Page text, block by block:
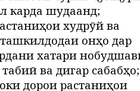
карда шудаанд;
худрӯй ва
онҳо дар
хатари
ва дигар сабабҳо;
дорои растаниҳои